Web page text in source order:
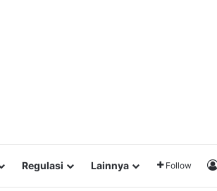
Regulasi Lainnya Follow